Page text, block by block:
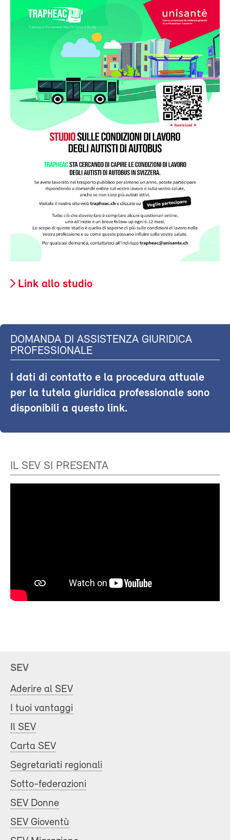
Link allo studio
DOMANDA DI ASSISTENZA GIURIDICA
PROFESSIONALE
I dati di contatto e la procedura attuale
per la tutela giuridica professionale sono
disponibili a questo link.
IL SEV SI PRESENTA
SEV
Aderire al SEV
I tuoi vantaggi
Il SEV
Carta SEV
Segretariati regionali
Sotto-federazioni
SEV Donne
SEV Gioventù